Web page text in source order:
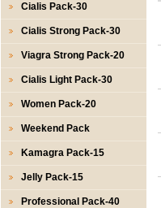
Cialis Pack-30
Cialis Strong Pack-30
Viagra Strong Pack-20
Cialis Light Pack-30
Women Pack-20
Weekend Pack
Kamagra Pack-15
Jelly Pack-15
Professional Pack-40